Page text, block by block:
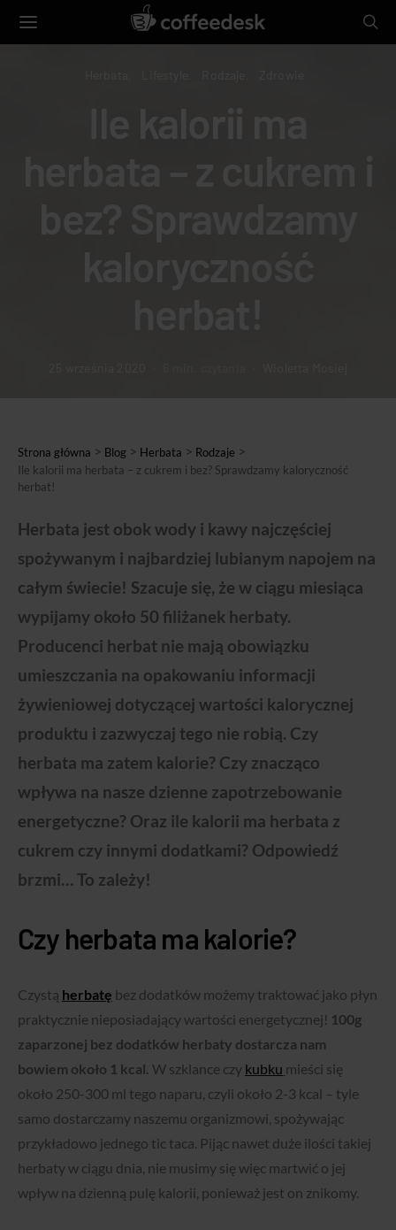
Strona główna > Blog > Herbata > Rodzaje >
Ile kalorii ma herbata – z cukrem i bez? Sprawdzamy kaloryczność
herbat!
Herbata jest obok wody i kawy najczęściej
spożywanym i najbardziej lubianym napojem na
całym świecie! Szacuje się, że w ciągu miesiąca
wypijamy około 50 filiżanek herbaty.
Producenci herbat nie mają obowiązku
umieszczania na opakowaniu informacji
żywieniowej dotyczącej wartości kalorycznej
produktu i zazwyczaj tego nie robią. Czy
herbata ma zatem kalorie? Czy znacząco
wpływa na nasze dzienne zapotrzebowanie
energetyczne? Oraz ile kalorii ma herbata z
cukrem czy innymi dodatkami? Odpowiedź
brzmi… To zależy!
Czy herbata ma kalorie?
Czystą herbatę bez dodatków możemy traktować jako płyn
praktycznie nieposiadający wartości energetycznej! 100g
zaparzonej bez dodatków herbaty dostarcza nam
bowiem około 1 kcal. W szklance czy kubku mieści się
około 250-300 ml tego naparu, czyli około 2-3 kcal – tyle
samo dostarczamy naszemu organizmowi, spożywając
przykładowo jednego tic taca. Pijąc nawet duże ilości takiej
herbaty w ciągu dnia, nie musimy się więc martwić o jej
wpływ na dzienną pulę kalorii, ponieważ jest on znikomy.